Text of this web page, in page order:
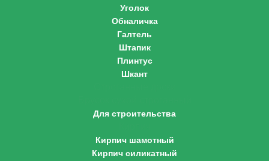
Уголок
Обналичка
Галтель
Штапик
Плинтус
Шкант
Для строительства
Кирпич шамотный
Кирпич силикатный